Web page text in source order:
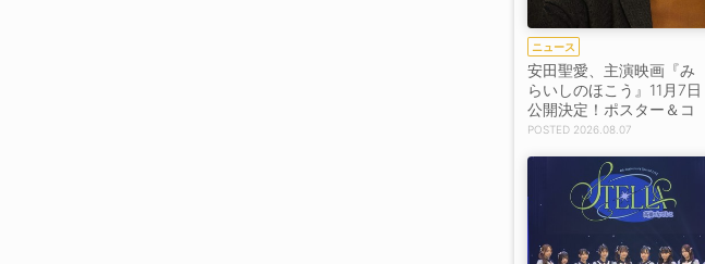
ニュース
安田聖愛、主演映画『み
らいしのほこう』11月7日
公開決定！ポスター＆コ
メント解禁2026.08.07